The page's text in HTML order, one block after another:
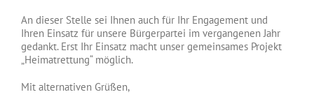
An dieser Stelle sei Ihnen auch für Ihr Engagement und
Ihren Einsatz für unsere Bürgerpartei im vergangenen Jahr
gedankt. Erst Ihr Einsatz macht unser gemeinsames Projekt
„Heimatrettung“ möglich.
Mit alternativen Grüßen,